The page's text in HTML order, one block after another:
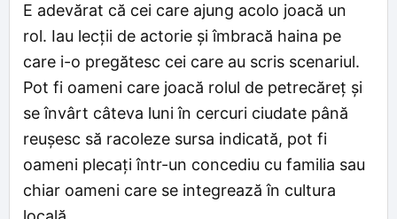
E adevărat că cei care ajung acolo joacă un
rol. Iau lecții de actorie și îmbracă haina pe
care i-o pregătesc cei care au scris scenariul.
Pot fi oameni care joacă rolul de petrecăreț și
se învârt câteva luni în cercuri ciudate până
reușesc să racoleze sursa indicată, pot fi
oameni plecați într-un concediu cu familia sau
chiar oameni care se integrează în cultura